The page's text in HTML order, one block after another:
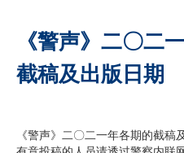
《警声》二〇二
截稿及出版日期
《警声》二〇二一年各期的截稿